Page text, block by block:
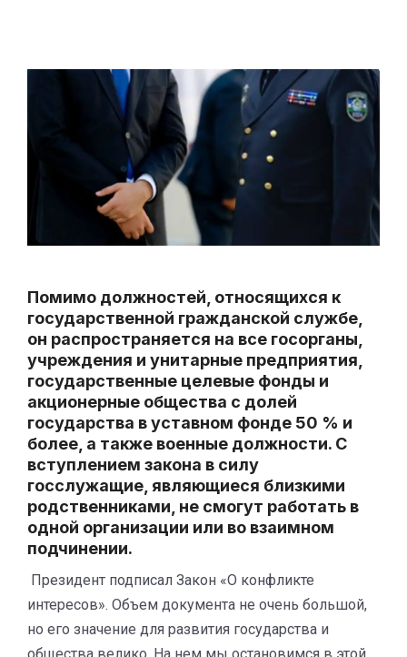
Помимо должностей, относящихся к
государственной гражданской службе,
он распространяется на все госорганы,
учреждения и унитарные предприятия,
государственные целевые фонды и
акционерные общества с долей
государства в уставном фонде 50 % и
более, а также военные должности. С
вступлением закона в силу
госслужащие, являющиеся близкими
родственниками, не смогут работать в
одной организации или во взаимном
подчинении.
Президент подписал Закон «О конфликте
интересов». Объем документа не очень большой,
но его значение для развития государства и